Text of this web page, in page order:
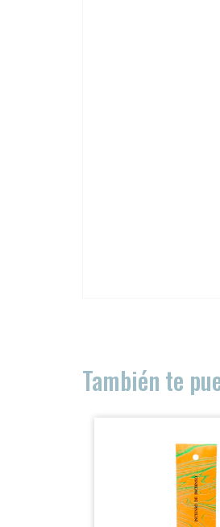
También te
DISTRIBUCIÓN